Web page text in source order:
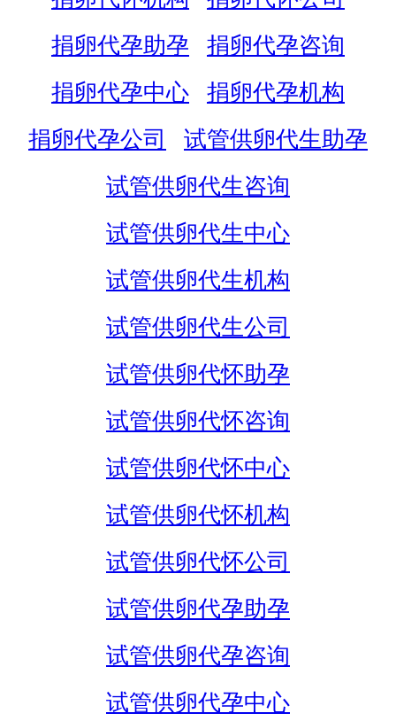
捐卵代孕助孕
捐卵代孕咨询
捐卵代孕中心
捐卵代孕机构
捐卵代孕公司
试管供卵代生助孕
试管供卵代生咨询
试管供卵代生中心
试管供卵代生机构
试管供卵代生公司
试管供卵代怀助孕
试管供卵代怀咨询
试管供卵代怀中心
试管供卵代怀机构
试管供卵代怀公司
试管供卵代孕助孕
试管供卵代孕咨询
试管供卵代孕中心